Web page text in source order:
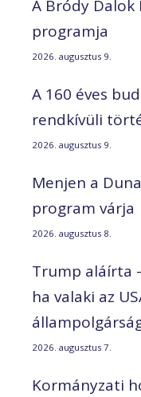
A Bródy
programja
2026. augusztus 9.
A 160 éves
rendkívüli
2026. augusztus 9.
Menjen a
program várja
2026. augusztus 8.
Trump aláírta
ha valaki az
2026. augusztus 7.
Kormányzati